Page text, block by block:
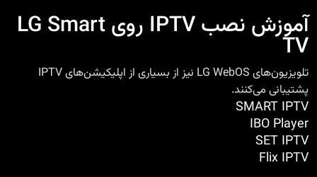
آموزش نصب IPTV روی LG Smart
TV
تلویزیون‌های LG WebOS نیز از بسیاری از اپلیکیشن‌های IPTV
پشتیبانی می‌کنند.
SMART IPTV
IBO Player
SET IPTV
Flix IPTV